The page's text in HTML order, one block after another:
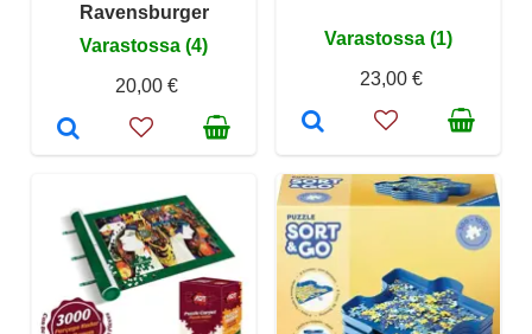
Ravensburger
Varastossa (4)
20,00 €
Varastossa (1)
23,00 €